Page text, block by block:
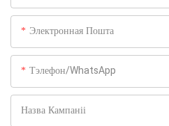
Электронная Пошта
Тэлефон/WhatsApp
Назва Кампаніі